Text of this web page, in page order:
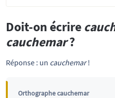
Doit-on écrire
cauchemar?
Réponse : un cauchemar!
Orthographe cauchemar